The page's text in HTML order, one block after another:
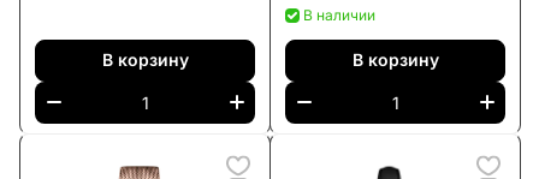
В корзину
В наличии
В корзину